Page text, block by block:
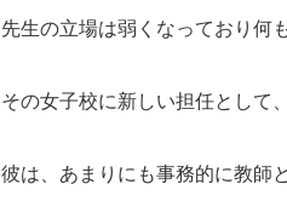
先生の立場は弱くなっており何
その女子校に新しい担任として
彼は、あまりにも事務的に教師